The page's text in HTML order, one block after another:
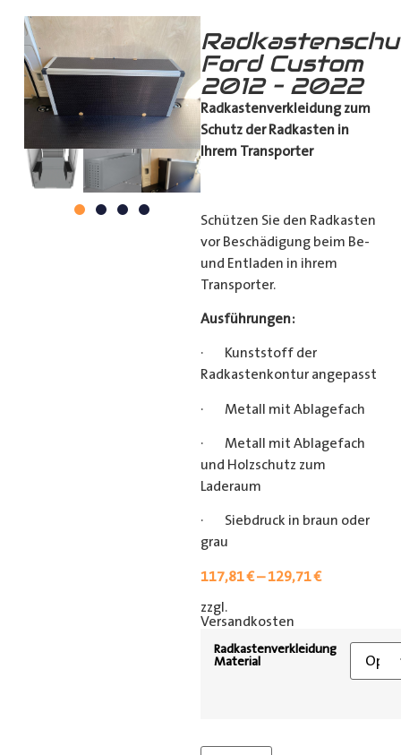
Ford Custom
2012 – 2022
Radkastenverkleidung zum
Schutz der Radkasten in
Ihrem Transporter
Schützen Sie den Radkasten
vor Beschädigung beim Be-
und Entladen in ihrem
Transporter.
Ausführungen:
· Kunststoff der
Radkastenkontur angepasst
· Metall mit Ablagefach
· Metall mit Ablagefach
und Holzschutz zum
Laderaum
· Siebdruck in braun oder
grau
117,81€–129,71€
zzgl.
Versandkosten
Radkastenverkleidung
Material